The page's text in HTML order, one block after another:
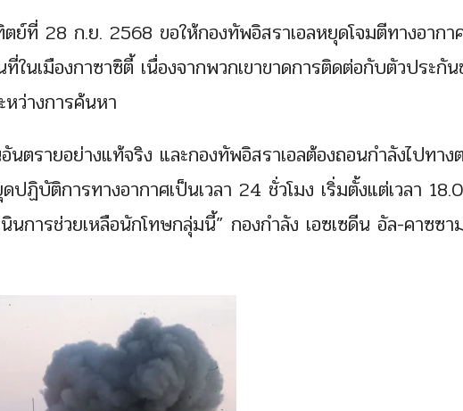
ย์ที่ 28 ก.ย. 2568 ขอให้กองทัพอิสราเอลหยุดโจมตีทางอากา
ในเมืองกาซาซิตี้ เนื่องจากพวกเขาขาดการติดต่อกับตัวประกัน
ว่างการค้นหา
ตรายอย่างแท้จริง และกองทัพอิสราเอลต้องถอนกำลังไปทาง
ฏิบัติการทางอากาศเป็นเวลา 24 ชั่วโมง เริ่มตั้งแต่เวลา
การช่วยเหลือนักโทษกลุ่มนี้” กองกำลัง เอซเซดีน อัล-คาซซา